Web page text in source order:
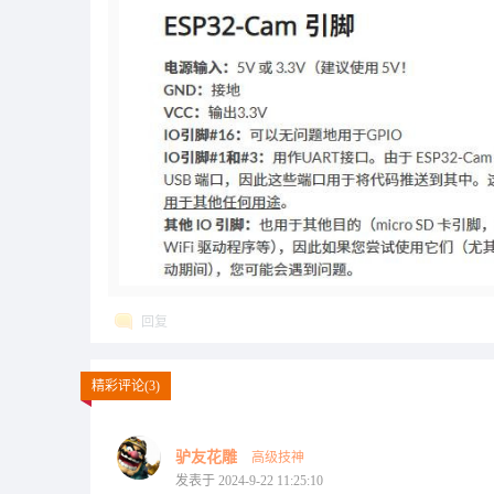
回复
精彩评论(3)
驴友花雕
高级技神
发表于 2024-9-22 11:25:10